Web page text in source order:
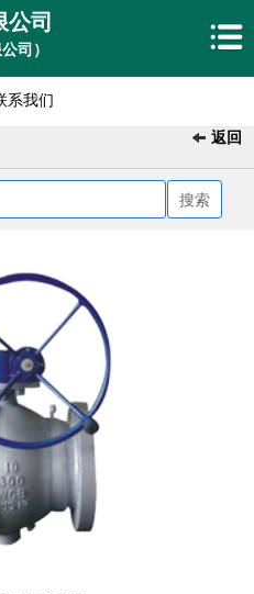
司
司）
系我们
返回